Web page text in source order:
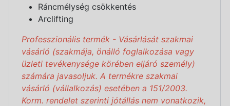
Ráncmélység csökkentés
Arclifting
Professzionális termék - Vásárlását szakmai
vásárló (szakmája, önálló foglalkozása vagy
üzleti tevékenysége körében eljáró személy)
számára javasoljuk. A termékre szakmai
vásárló (vállalkozás) esetében a 151/2003.
Korm. rendelet szerinti jótállás nem vonatkozik,